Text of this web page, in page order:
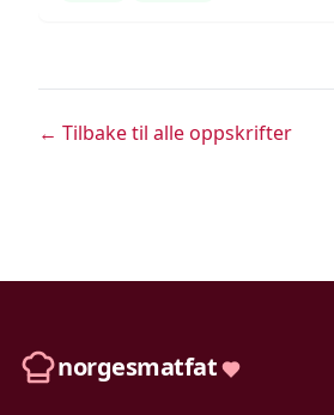
← Tilbake til alle oppskrifter
norgesmatfat